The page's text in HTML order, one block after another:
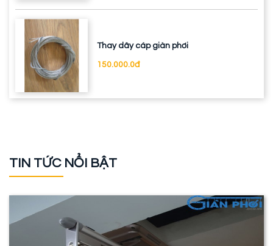
Thay dây cáp giàn phơi
150.000.0đ
TIN TỨC NỔI BẬT